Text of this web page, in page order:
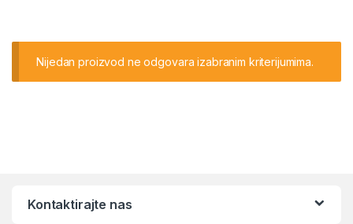
Nijedan proizvod ne odgovara izabranim kriterijumima.
Kontaktirajte nas